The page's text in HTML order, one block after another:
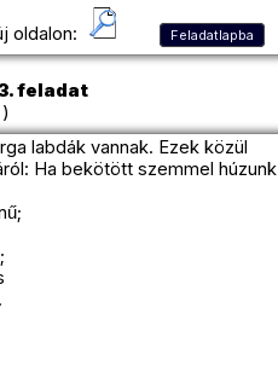
oldalon: Feladatlapba
feladat
labdák vannak. Ezek közül
Ha bekötött szemmel húzunk